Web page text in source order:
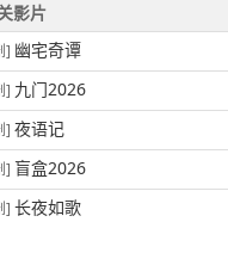
关影片
] 幽宅奇谭
] 九门2026
] 夜语记
] 盲盒2026
] 长夜如歌